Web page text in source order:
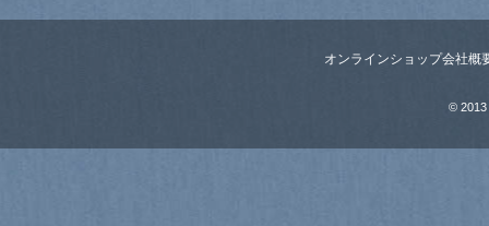
オンラインショップ会社概
© 2013